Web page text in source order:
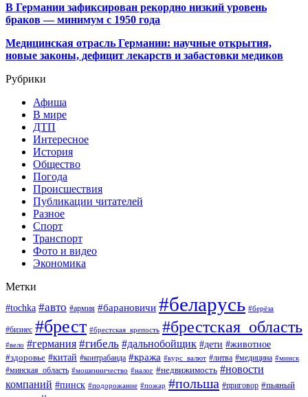
В Германии зафиксирован рекордно низкий уровень
браков — минимум с 1950 года
Медицинская отрасль Германии: научные открытия,
новые законы, дефицит лекарств и забастовки медиков
Рубрики
Афиша
В мире
ДТП
Интересное
История
Общество
Погода
Происшествия
Публикации читателей
Разное
Спорт
Транспорт
Фото и видео
Экономика
Метки
#tochka #авто #армия #барановичи #беларусь #берёза
#бизнес #брест #брестская_крепость #брестская_область
#вело #германия #гибель #дальнобойщик #дети #животное
#здоровье #китай #контрабанда #кража #курс_валют #литва #медицина #минск
#минская_область #мошенничество #налог #недвижимость #новости
компаний #пинск #подорожание #пожар #польша #приговор #пьяный